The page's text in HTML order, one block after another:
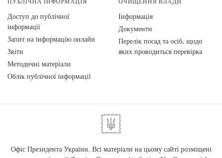
Доступ до публічної
інформації
Запит на інформацію онлайн
Звіти
Методичні матеріали
Облік публічної інформації
Інформація
Документи
Перелік посад та осіб, щодо
яких проводиться перевірка
Офіс Президента України. Всі матеріали на цьому сайті розміщені